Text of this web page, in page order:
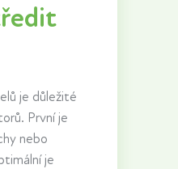
je důležité
První je
nebo
je